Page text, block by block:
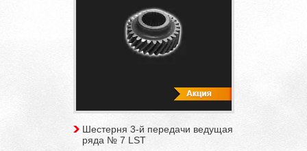
Шестерня 3-й передачи ведущая
ряда № 7 LST